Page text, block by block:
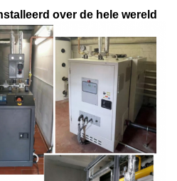
over de hele wereld